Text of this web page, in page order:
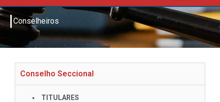
|Conselheiros
Conselho Seccional
TITULARES